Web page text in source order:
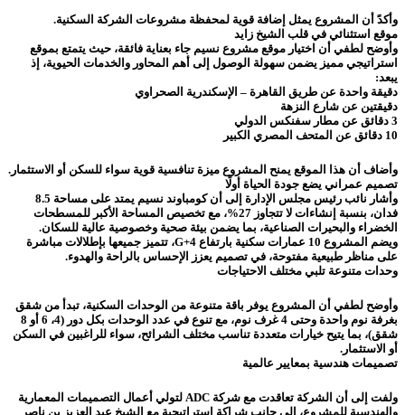
وأكدً أن المشروع يمثل إضافة قوية لمحفظة مشروعات الشركة السكنية.
موقع استثنائي في قلب الشيخ زايد
وأوضح لطفي أن اختيار موقع مشروع نسيم جاء بعناية فائقة، حيث يتمتع بموقع
استراتيجي مميز يضمن سهولة الوصول إلى أهم المحاور والخدمات الحيوية، إذ
يبعد:
دقيقة واحدة عن طريق القاهرة – الإسكندرية الصحراوي
دقيقتين عن شارع النزهة
3 دقائق عن مطار سفنكس الدولي
10 دقائق عن المتحف المصري الكبير
وأضاف أن هذا الموقع يمنح المشروع ميزة تنافسية قوية سواء للسكن أو الاستثمار.
تصميم عمراني يضع جودة الحياة أولًا
وأشار نائب رئيس مجلس الإدارة إلى أن كومباوند نسيم يمتد على مساحة 8.5
فدان، بنسبة إنشاءات لا تتجاوز 27%، مع تخصيص المساحة الأكبر للمسطحات
الخضراء والبحيرات الصناعية، بما يضمن بيئة صحية وخصوصية عالية للسكان.
ويضم المشروع 10 عمارات سكنية بارتفاع G+4، تتميز جميعها بإطلالات مباشرة
على مناظر طبيعية مفتوحة، في تصميم يعزز الإحساس بالراحة والهدوء.
وحدات متنوعة تلبي مختلف الاحتياجات
وأوضح لطفي أن المشروع يوفر باقة متنوعة من الوحدات السكنية، تبدأ من شقق
بغرفة نوم واحدة وحتى 4 غرف نوم، مع تنوع في عدد الوحدات بكل دور (4، 6 أو 8
شقق)، بما يتيح خيارات متعددة تناسب مختلف الشرائح، سواء للراغبين في السكن
أو الاستثمار.
تصميمات هندسية بمعايير عالمية
ولفت إلى أن الشركة تعاقدت مع شركة ADC لتولي أعمال التصميمات المعمارية
والهندسية للمشروع، إلى جانب شراكة استراتيجية مع الشيخ عبد العزيز بن ناصر